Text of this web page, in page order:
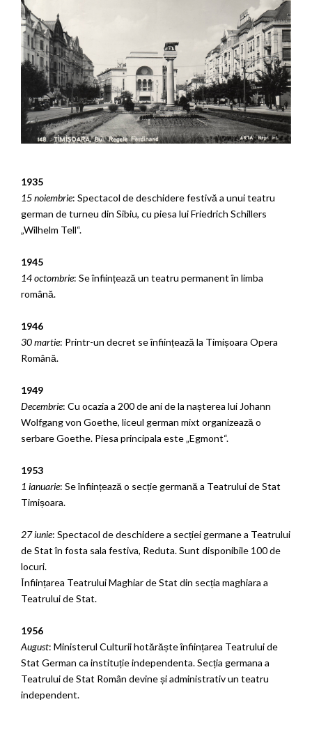
1935
15 noiembrie: Spectacol de deschidere festivă a unui teatru
german de turneu din Sibiu, cu piesa lui Friedrich Schillers
„Wilhelm Tell“.
1945
14 octombrie: Se înființează un teatru permanent în limba
română.
1946
30 martie: Printr-un decret se înființează la Timișoara Opera
Română.
1949
Decembrie: Cu ocazia a 200 de ani de la nașterea lui Johann
Wolfgang von Goethe, liceul german mixt organizează o
serbare Goethe. Piesa principala este „Egmont“.
1953
1 ianuarie: Se înființează o secție germană a Teatrului de Stat
Timișoara.
27 iunie: Spectacol de deschidere a secției germane a Teatrului
de Stat în fosta sala festiva, Reduta. Sunt disponibile 100 de
locuri.
Înființarea Teatrului Maghiar de Stat din secția maghiara a
Teatrului de Stat.
1956
August: Ministerul Culturii hotărăște înființarea Teatrului de
Stat German ca instituție independenta. Secția germana a
Teatrului de Stat Român devine și administrativ un teatru
independent.